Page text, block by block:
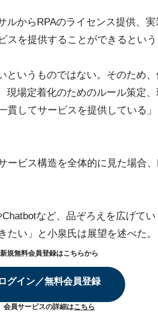
ルからRPAのライセンス提供、
を提供することができるという
というものではない。そのため
現場定着化のためのルール策定
貫してサービスを提供している
ービス構造を全体的に見た場合
Chatbotなど、品ぞろえを広げて
い」と小泉氏は展望を述べた。
新規無料会員登録はこちらから
ログイン／無料会員登録
会員サービスの詳細はこちら